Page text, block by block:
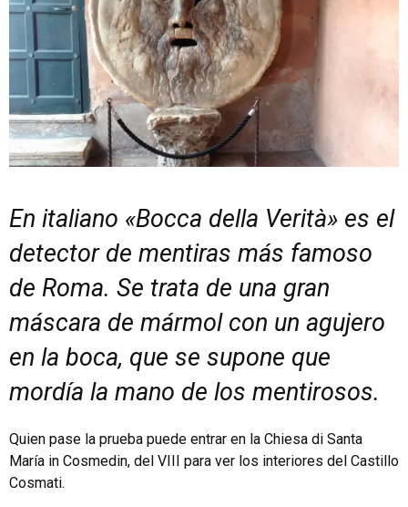
En italiano «Bocca della Verità» es el
detector de mentiras más famoso
de Roma. Se trata de una gran
máscara de mármol con un agujero
en la boca, que se supone que
mordía la mano de los mentirosos.
Quien pase la prueba puede entrar en la Chiesa di Santa
María in Cosmedin, del VIII para ver los interiores del Castillo
Cosmati.